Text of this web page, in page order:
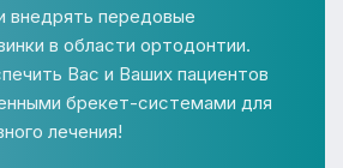
внедрять передовые
в области ортодонтии.
Вас и Ваших пациентов
брекет-системами для
лечения!